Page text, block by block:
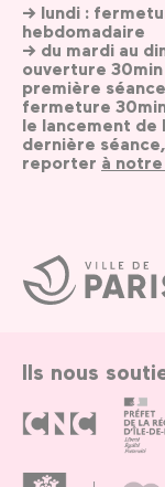
Ville
de
Paris
→ lundi :
hebdomadaire
→ du mardi au
ouverture 30min
première
fermeture
le lancement de
dernière
reporter à
Ils nous